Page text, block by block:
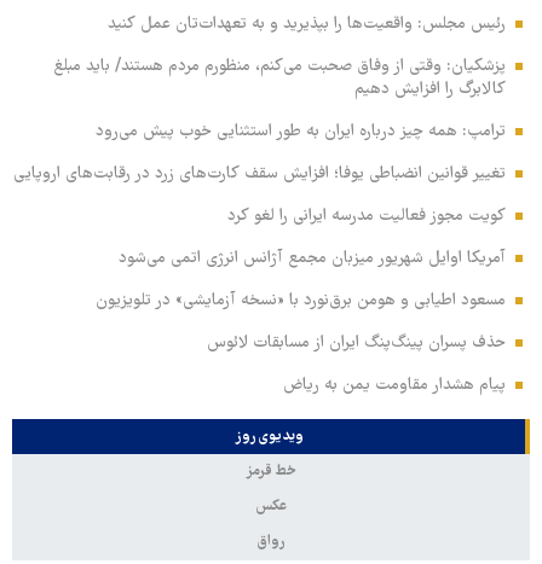
رئیس مجلس: واقعیت‌ها را بپذیرید و به تعهدات‌تان عمل کنید
پزشکیان: وقتی از وفاق صحبت می‌کنم، منظورم مردم هستند/ باید مبلغ
کالابرگ را افزایش دهیم
ترامپ: همه چیز درباره ایران به طور استثنایی خوب پیش می‌رود
تغییر قوانین انضباطی یوفا؛ افزایش سقف کارت‌های زرد در رقابت‌های اروپایی
کویت مجوز فعالیت مدرسه ایرانی را لغو کرد
آمریکا اوایل شهریور میزبان مجمع آژانس انرژی اتمی می‌شود
مسعود اطیابی و هومن برق‌نورد با «نسخه آزمایشی» در تلویزیون
حذف پسران پینگ‌پنگ ایران از مسابقات لائوس
پیام هشدار مقاومت یمن به ریاض
ویدیوی روز
خط قرمز
عکس
رواق